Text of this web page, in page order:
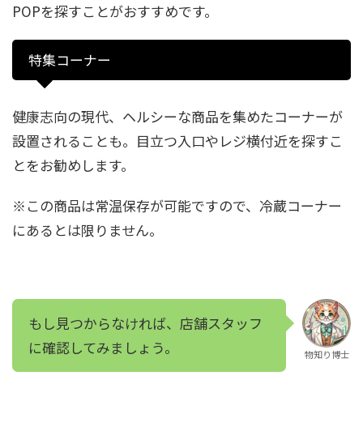
POPを探すことがおすすめです。
特集コーナー
健康志向の現代、ヘルシーな商品を集めたコーナーが
設置されることも。目立つ入口やレジ横付近を探すこ
とをお勧めします。
※この商品は常温保存が可能ですので、冷蔵コーナー
にあるとは限りません。
もし見つからなければ、店舗スタッフ
に確認してみましょう。
物知り博士